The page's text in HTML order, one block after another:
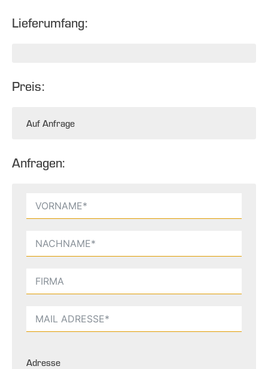
Lieferumfang:
Preis:
Auf Anfrage
Anfragen:
Adresse